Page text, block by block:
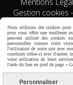
Gestion cookies
Qui sommes-
Nous utilisons des cookies pour
pour vous offrir une meilleure
peuvent utiliser des cookies
personnelles comme votre
l'utilisation de notre site avec
combiner celles-ci avec d'autres
votre utilisation de leurs
l'aide du lien en pied de page «
Personnaliser